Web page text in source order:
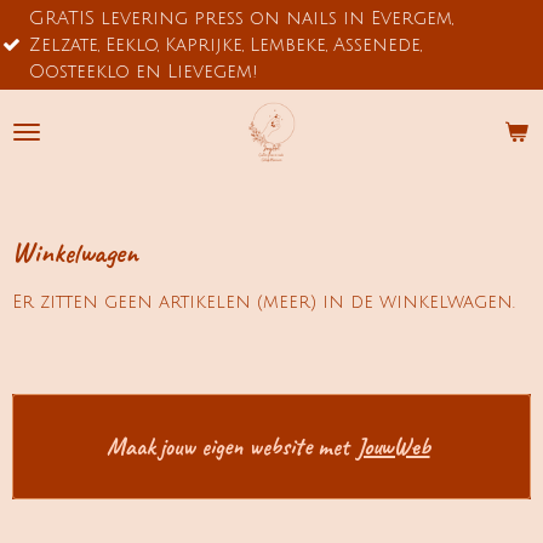
Ga
direct
naar
hoofdinhoud
levering press on nails in Evergem,
Eeklo, Kaprijke, Lembeke, Assenede,
en Lievegem!
Winkelwagen
Er zitten geen artikelen (meer) in de winkelwagen.
Maak jouw eigen website met JouwWeb